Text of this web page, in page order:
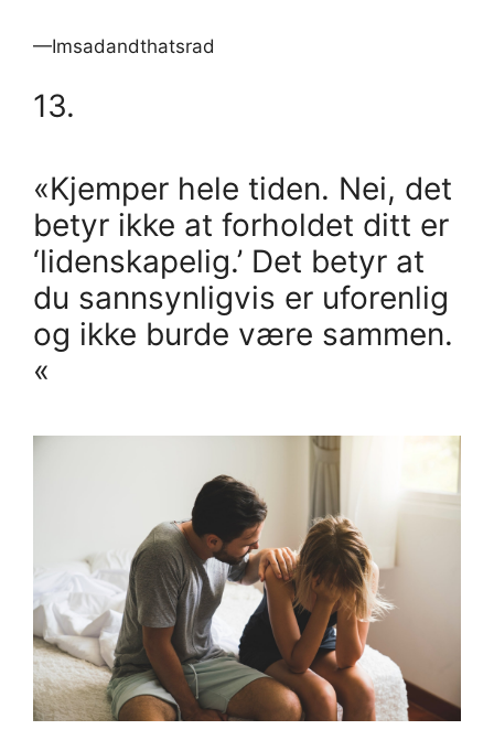
—Imsadandthatsrad
13.
«Kjemper hele tiden. Nei, det
betyr ikke at forholdet ditt er
‘lidenskapelig.’ Det betyr at
du sannsynligvis er uforenlig
og ikke burde være sammen.
«